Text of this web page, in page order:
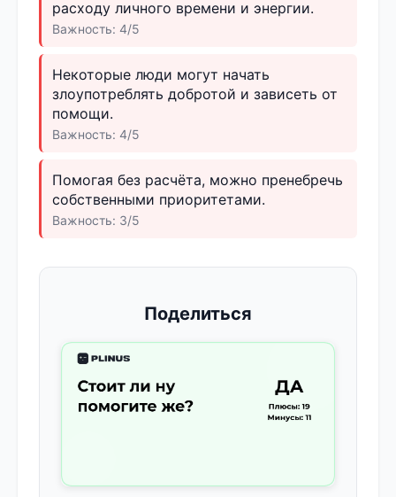
расходу личного времени и энергии.
Важность: 4/5
Некоторые люди могут начать
злоупотреблять добротой и зависеть от
помощи.
Важность: 4/5
Помогая без расчёта, можно пренебречь
собственными приоритетами.
Важность: 3/5
Поделиться